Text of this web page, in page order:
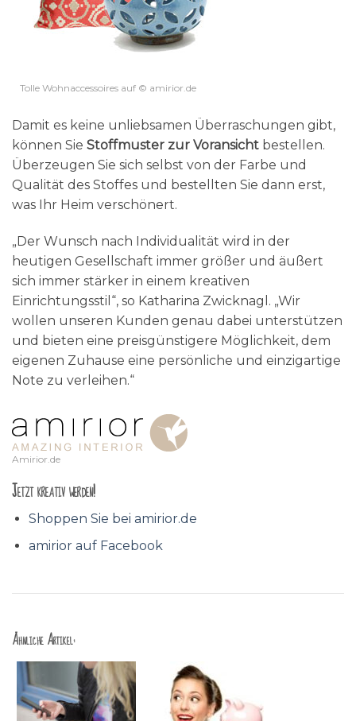
Tolle Wohnaccessoires auf © amirior.de
Damit es keine unliebsamen Überraschungen gibt,
können Sie Stoffmuster zur Voransicht bestellen.
Überzeugen Sie sich selbst von der Farbe und
Qualität des Stoffes und bestellten Sie dann erst,
was Ihr Heim verschönert.
„Der Wunsch nach Individualität wird in der
heutigen Gesellschaft immer größer und äußert
sich immer stärker in einem kreativen
Einrichtungsstil“, so Katharina Zwicknagl. „Wir
wollen unseren Kunden genau dabei unterstützen
und bieten eine preisgünstigere Möglichkeit, dem
eigenen Zuhause eine persönliche und einzigartige
Note zu verleihen.“
Amirior.de
Jetzt kreativ werden!
Shoppen Sie bei amirior.de
amirior auf Facebook
Ähnliche Artikel: